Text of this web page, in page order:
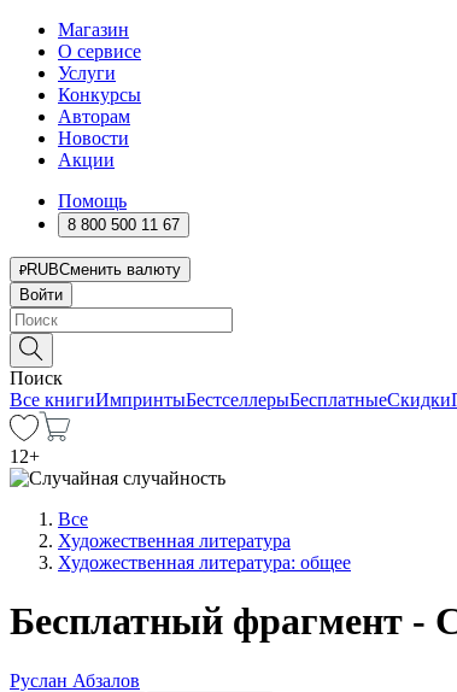
Магазин
О сервисе
Услуги
Конкурсы
Авторам
Новости
Акции
Помощь
8 800 500 11 67
RUBСменить валюту
Войти
Поиск
Все книгиИмпринтыБестселлерыБесплатныеСкидки
12+
Все
Художественная литература
Художественная литература: общее
Бесплатный фрагмент -
Руслан Абзалов